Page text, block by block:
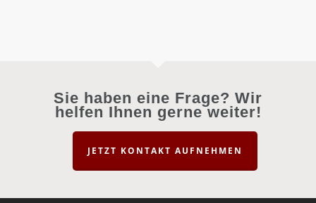
Sie haben eine Frage? Wir
helfen Ihnen gerne weiter!
JETZT KONTAKT AUFNEHMEN